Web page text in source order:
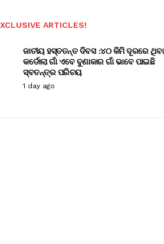
ARTICLES!
ଜାତୀୟ ହସ୍ତତନ୍ତ ଦିବସ :୪୦ କିମି ଦୂରରେ ଥିବା
କର୍ଡୋଲା ଗାଁ ଏବେ ବୁଣାକାର ଗାଁ ଭାବେ ପାଇଛି
ସ୍ବତନ୍ତ୍ର ପରିଚୟ
1 day ago